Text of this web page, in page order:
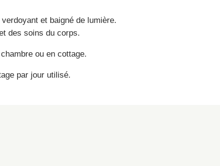
et baigné de lumière.
des soins du corps.
ou en cottage.
par jour utilisé.